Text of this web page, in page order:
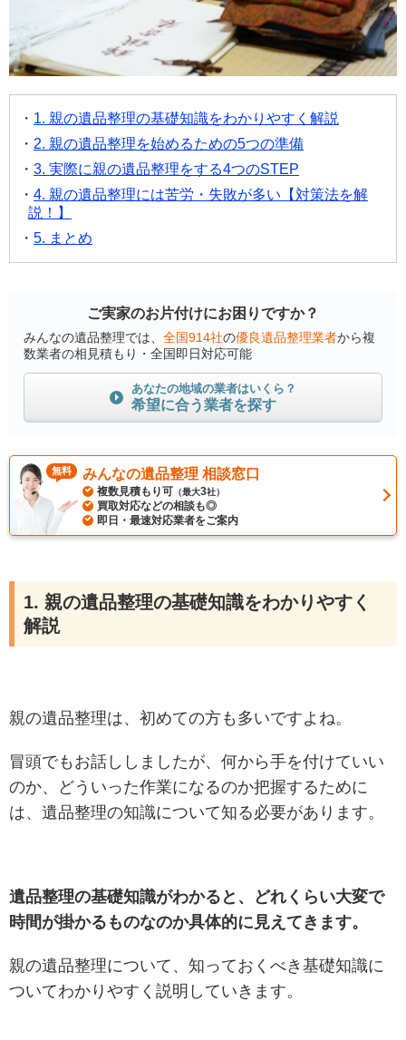
1. 親の遺品整理の基礎知識をわかりやすく解説
2. 親の遺品整理を始めるための5つの準備
3. 実際に親の遺品整理をする4つのSTEP
4. 親の遺品整理には苦労・失敗が多い【対策法を解
説！】
5. まとめ
ご実家のお片付けにお困りですか？
みんなの遺品整理では、 全国914社の優良遺品整理業者から複
数業者の相見積もり・全国即日対応可能
あなたの地域の業者はいくら？
希望に合う業者を探す
無料 みんなの遺品整理 相談窓口
複数見積もり可 （最大3社）
買取対応などの相談も◎
即日・最速対応業者をご案内
1. 親の遺品整理の基礎知識をわかりやすく
解説
親の遺品整理は、初めての方も多いですよね。
冒頭でもお話ししましたが、何から手を付けていい
のか、どういった作業になるのか把握するために
は、遺品整理の知識について知る必要があります。
遺品整理の基礎知識がわかると、どれくらい大変で
時間が掛かるものなのか具体的に見えてきます。
親の遺品整理について、知っておくべき基礎知識に
ついてわかりやすく説明していきます。